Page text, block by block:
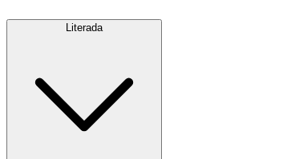
Literada